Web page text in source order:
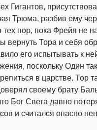
Гигантов,
Трюма, разбив ему
тех пор, пока Фрейя не
вернуть Тора и себя
его испытывать к
поскольку Один
в царстве. Тор
своему брату
Бог Света давно
и считался опасно